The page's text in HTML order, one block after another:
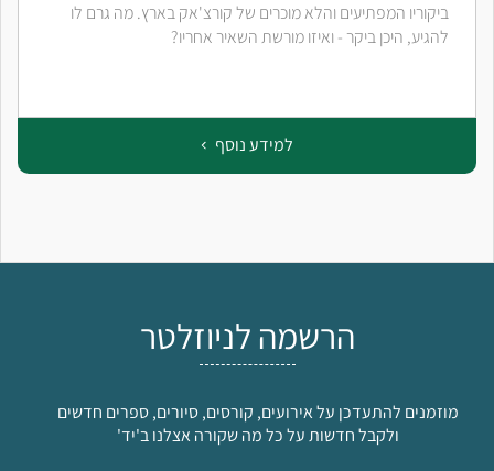
ביקוריו המפתיעים והלא מוכרים של קורצ'אק בארץ. מה גרם לו
להגיע, היכן ביקר - ואיזו מורשת השאיר אחריו?
למידע נוסף
הרשמה לניוזלטר
מוזמנים להתעדכן על אירועים, קורסים, סיורים, ספרים חדשים
ולקבל חדשות על כל מה שקורה אצלנו ב'יד'